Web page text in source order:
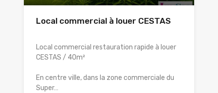
Local commercial à louer CESTAS
Local commercial restauration rapide à louer
CESTAS / 40m²
En centre ville, dans la zone commerciale du
Super…